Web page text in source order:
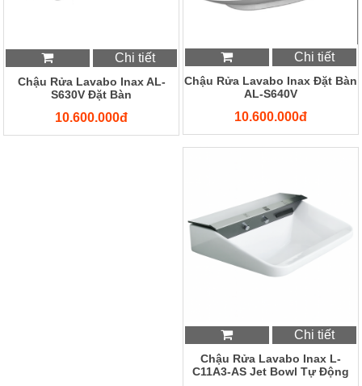
Chi tiết
Chậu Rửa Lavabo Inax AL-
S630V Đặt Bàn
10.600.000đ
Chi tiết
Chậu Rửa Lavabo Inax Đặt Bàn
AL-S640V
10.600.000đ
Chi tiết
Chậu Rửa Lavabo Inax L-
C11A3-AS Jet Bowl Tự Động